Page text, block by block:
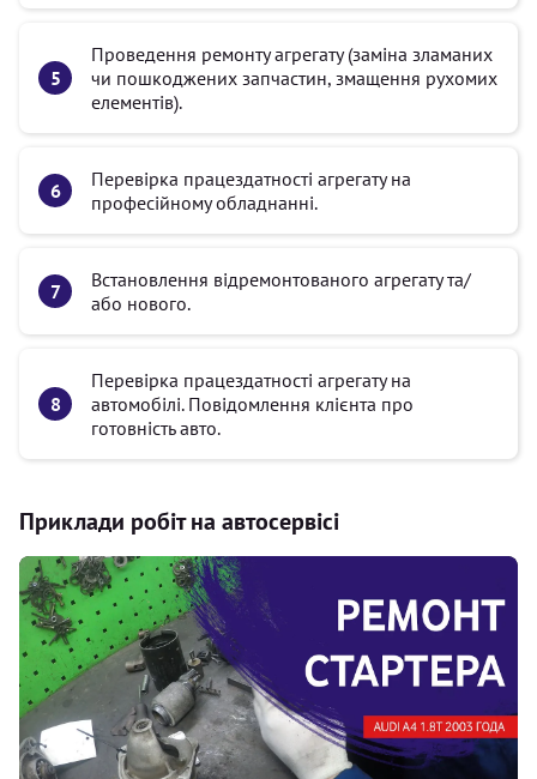
Проведення ремонту агрегату (заміна зламаних
чи пошкоджених запчастин, змащення рухомих
елементів).
Перевірка працездатності агрегату на
професійному обладнанні.
Встановлення відремонтованого агрегату та/
або нового.
Перевірка працездатності агрегату на
автомобілі. Повідомлення клієнта про
готовність авто.
Приклади робіт на автосервісі